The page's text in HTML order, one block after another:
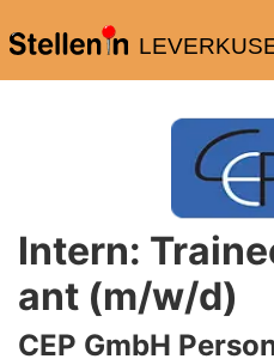
Intern:
ant (m/w/d)
CEP GmbH